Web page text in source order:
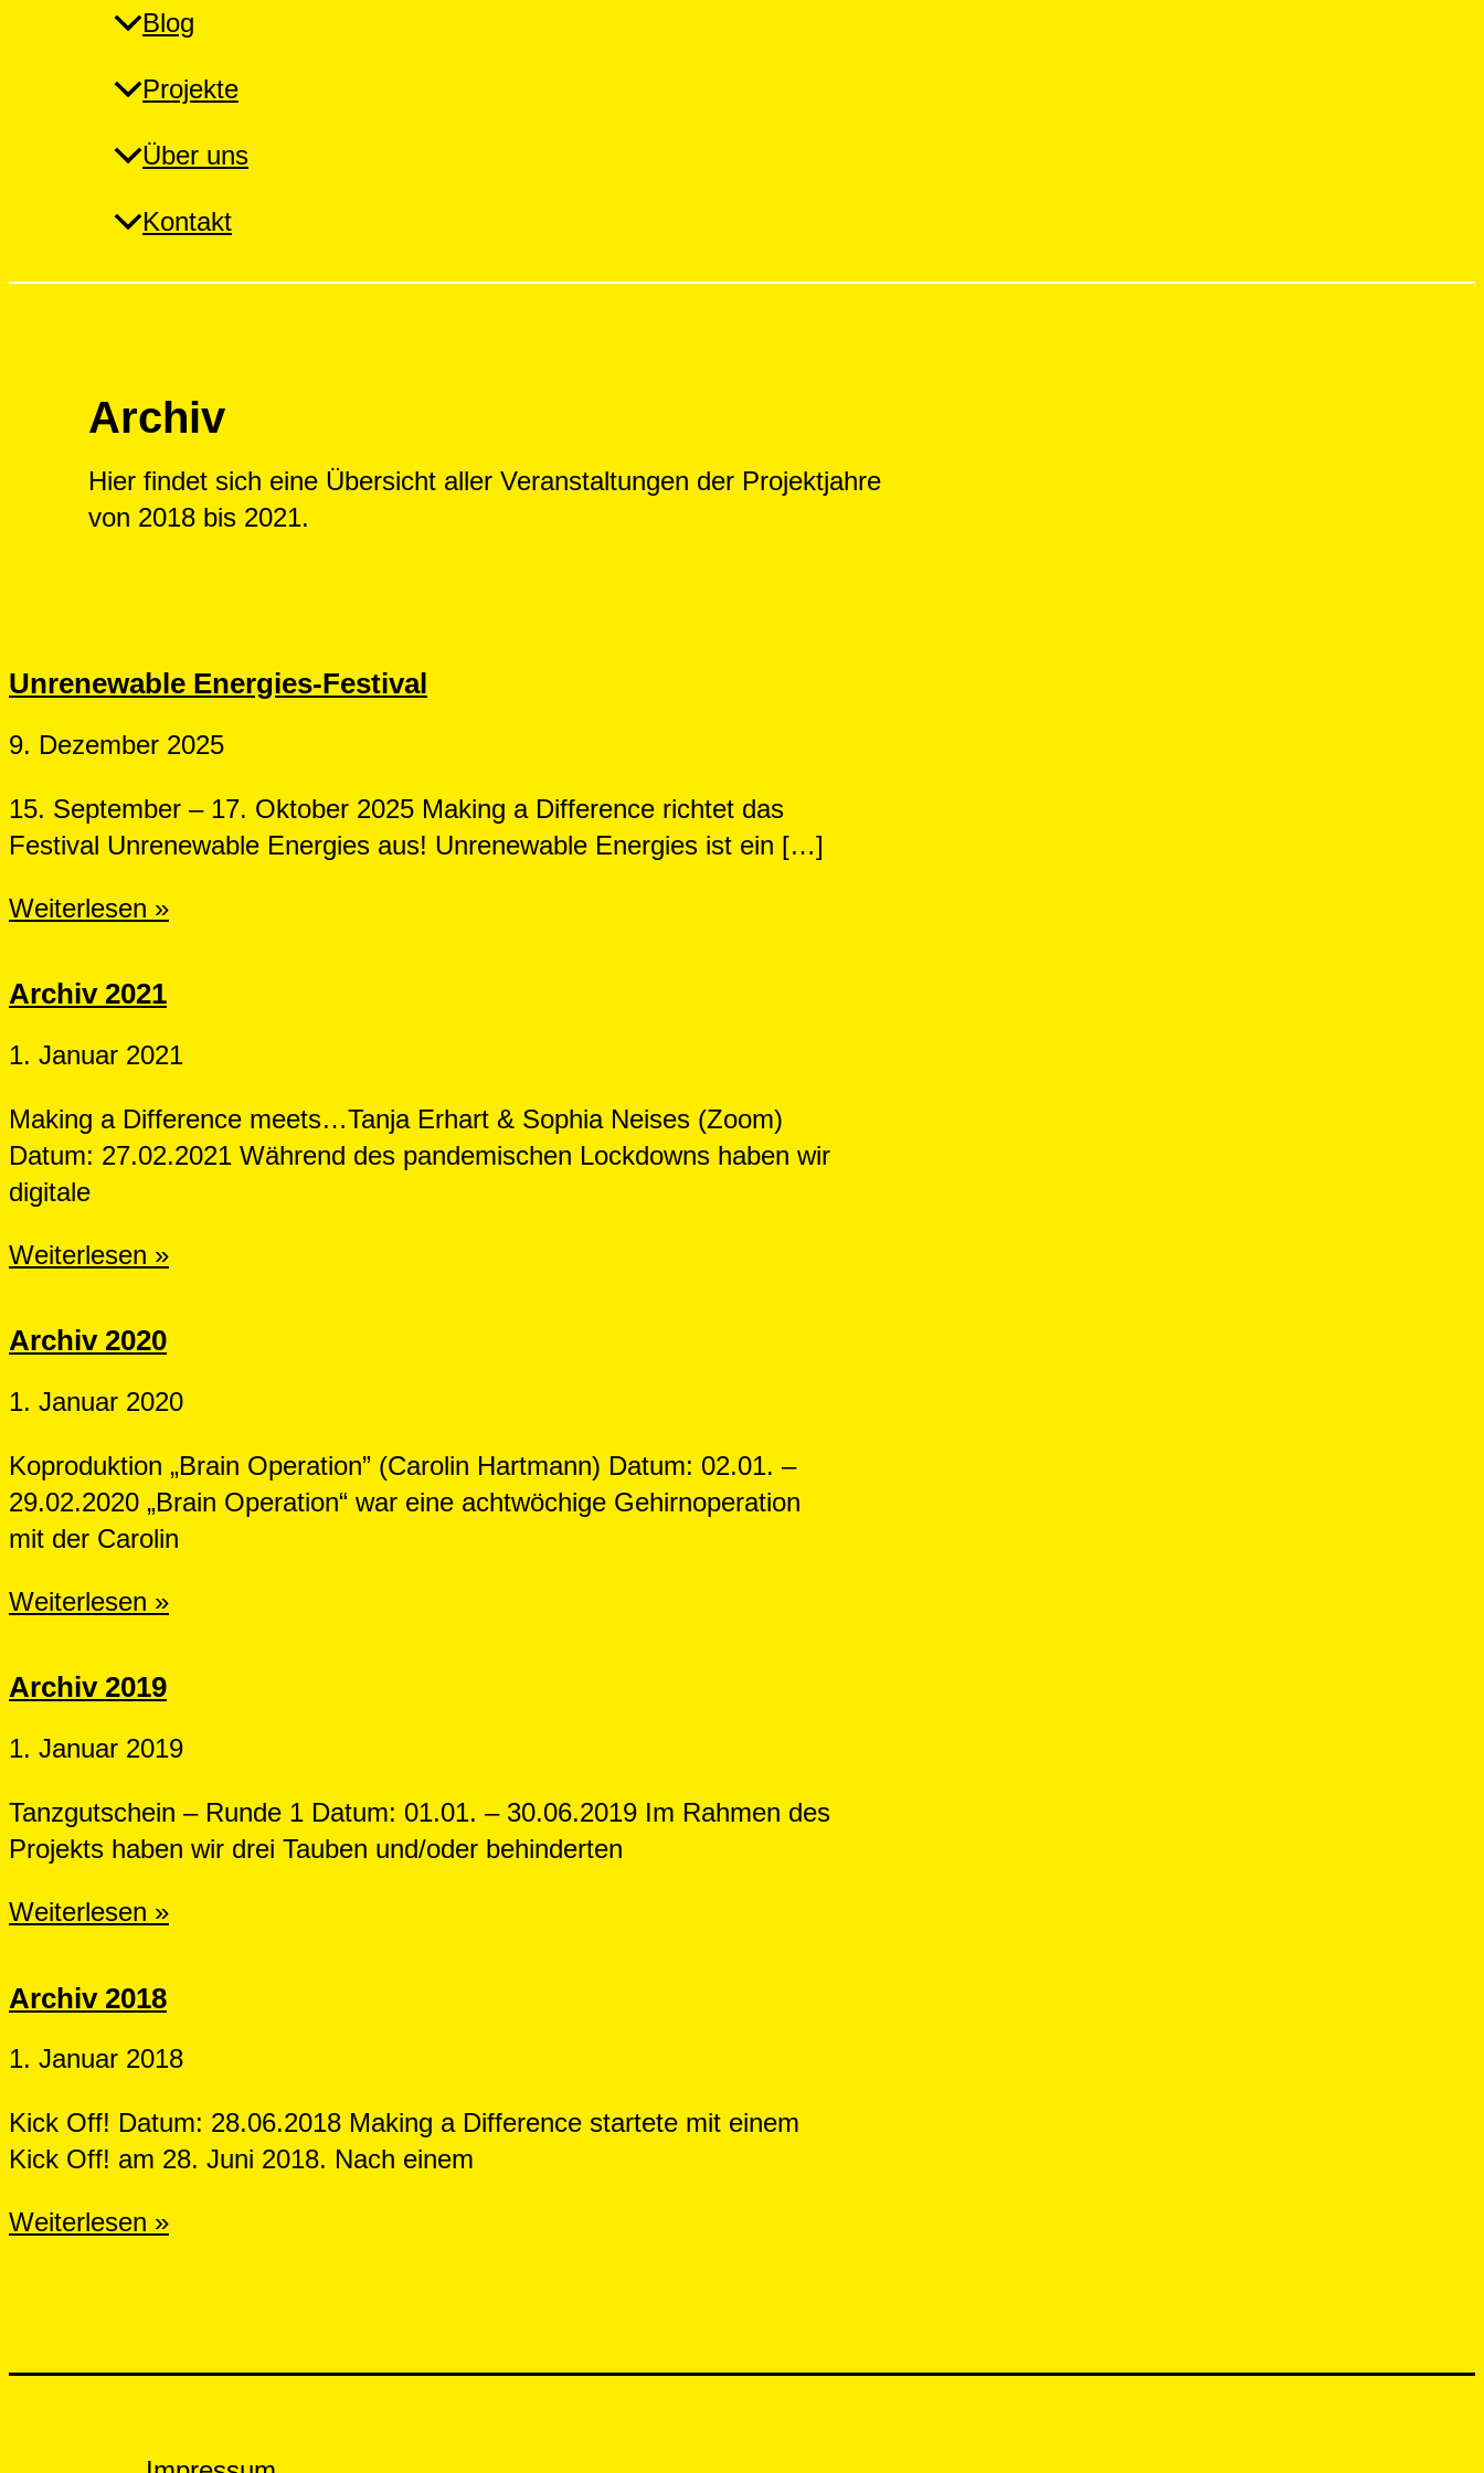
Blog
Projekte
Über uns
Kontakt
Archiv
Hier findet sich eine Übersicht aller Veranstaltungen der Projektjahre
von 2018 bis 2021.
Unrenewable Energies-Festival
9. Dezember 2025
15. September – 17. Oktober 2025 Making a Difference richtet das
Festival Unrenewable Energies aus! Unrenewable Energies ist ein […]
Unrenewable
Festival
Weiterlesen »
Archiv 2021
1. Januar 2021
Making a Difference meets…Tanja Erhart & Sophia Neises (Zoom)
Datum: 27.02.2021 Während des pandemischen Lockdowns haben wir
digitale
Archiv
Weiterlesen »
Archiv 2020
1. Januar 2020
Koproduktion „Brain Operation” (Carolin Hartmann) Datum: 02.01. –
29.02.2020 „Brain Operation“ war eine achtwöchige Gehirnoperation
mit der Carolin
Archiv
Weiterlesen »
Archiv 2019
1. Januar 2019
Tanzgutschein – Runde 1 Datum: 01.01. – 30.06.2019 Im Rahmen des
Projekts haben wir drei Tauben und/oder behinderten
Archiv
Weiterlesen »
Archiv 2018
1. Januar 2018
Kick Off! Datum: 28.06.2018 Making a Difference startete mit einem
Kick Off! am 28. Juni 2018. Nach einem
Archiv
Weiterlesen »